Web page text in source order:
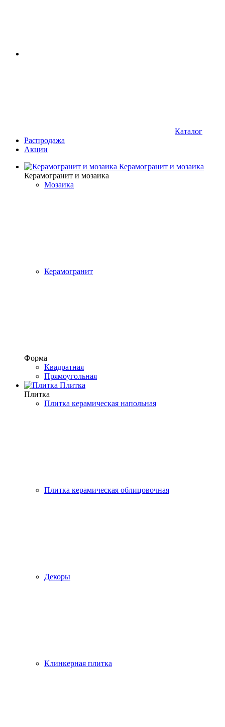
Каталог
Распродажа
Акции
Керамогранит и мозаика
Керамогранит и мозаика
Мозаика
Керамогранит
Форма
Квадратная
Прямоугольная
Плитка
Плитка
Плитка керамическая напольная
Плитка керамическая облицовочная
Декоры
Клинкерная плитка